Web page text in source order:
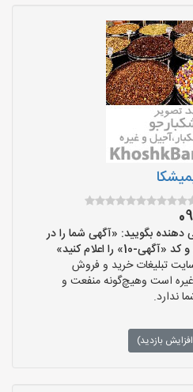
دهنده بگویید: «آگهی شما را در
را اعلام کنید»
تبلیغات خرید و فروش
است وهیچ‌گونه منفعت و
ندارد.
بازدید)